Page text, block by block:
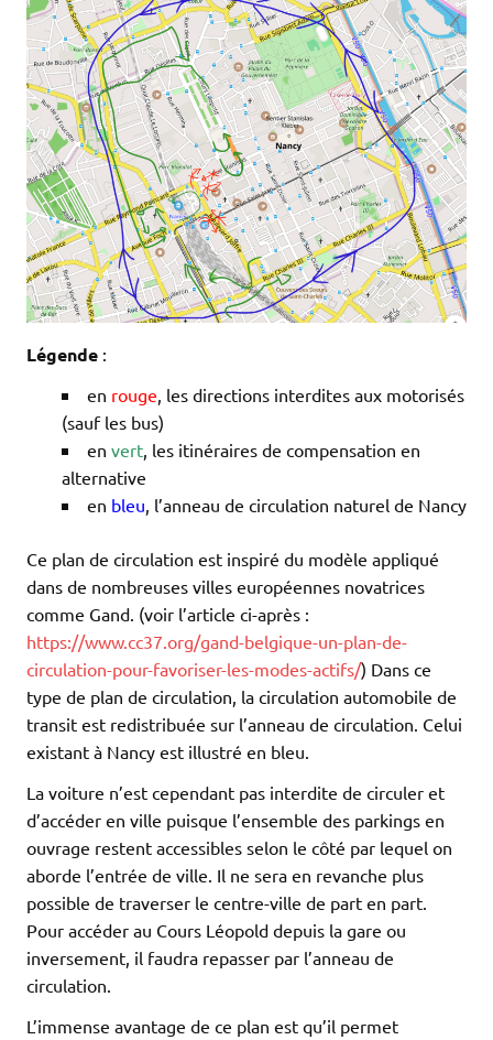
Légende :
en rouge , les directions interdites aux motorisés
(sauf les bus)
en vert , les itinéraires de compensation en
alternative
en bleu , l’anneau de circulation naturel de Nancy
Ce plan de circulation est inspiré du modèle appliqué
dans de nombreuses villes européennes novatrices
comme Gand. (voir l’article ci-après :
https://www.cc37.org/gand-belgique-un-plan-de-
circulation-pour-favoriser-les-modes-actifs/) Dans ce
type de plan de circulation, la circulation automobile de
transit est redistribuée sur l’anneau de circulation. Celui
existant à Nancy est illustré en bleu.
La voiture n’est cependant pas interdite de circuler et
d’accéder en ville puisque l’ensemble des parkings en
ouvrage restent accessibles selon le côté par lequel on
aborde l’entrée de ville. Il ne sera en revanche plus
possible de traverser le centre-ville de part en part.
Pour accéder au Cours Léopold depuis la gare ou
inversement, il faudra repasser par l’anneau de
circulation.
L’immense avantage de ce plan est qu’il permet